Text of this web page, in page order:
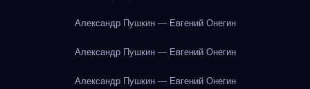
Александр Пушкин — Евгений Онегин
Александр Пушкин — Евгений Онегин
Александр Пушкин — Евгений Онегин